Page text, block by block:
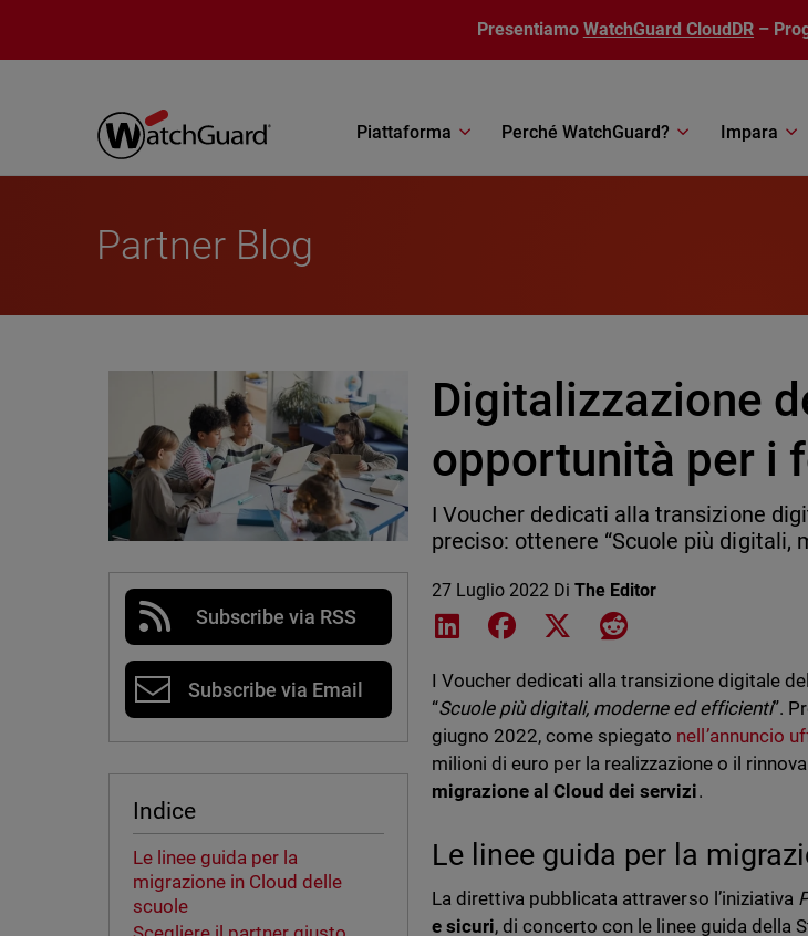
Presentiamo WatchGuard CloudDR –
Piattaforma Perché WatchGuard? Impara
Partner Blog
Subscribe via RSS
Subscribe via Email
Indice
Le linee guida per la
migrazione in Cloud delle
scuole
Digitalizzazione
opportunità per i
I Voucher dedicati alla transizione
preciso: ottenere “Scuole più digitali,
27 Luglio 2022 DiThe Editor
Share on LinkedIn
Share on Facebook
Share on XShare on Reddit
I Voucher dedicati alla transizione digitale
“Scuole più digitali, moderne ed efficienti”.
giugno 2022, come spiegato nell’annuncio
milioni di euro per la realizzazione o il
migrazione al Cloud dei servizi.
Le linee guida per la
La direttiva pubblicata attraverso l’iniziativa
e sicuri, di concerto con le linee guida della